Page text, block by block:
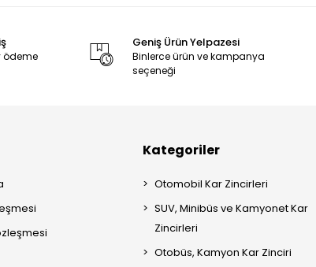
ödeme
Geniş Ürün Yelpazesi
Binlerce ürün ve kampanya
seçeneği
Kategoriler
Otomobil Kar Zincirleri
SUV, Minibüs ve Kamyonet Kar
Zincirleri
Otobüs, Kamyon Kar Zinciri